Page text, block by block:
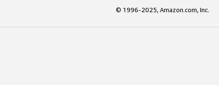
© 1996-2025, Amazon.com, Inc.